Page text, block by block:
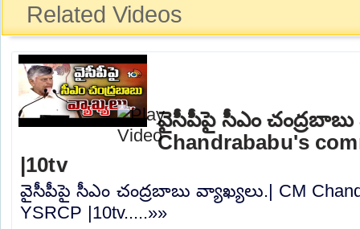
Related Videos
వైసీపీపై సీఎం చంద్రబాబు
Chandrababu's
|10tv
వైసీపీపై సీఎం చంద్రబాబు వ్యాఖ్యలు.| CM
YSRCP |10tv.....»»